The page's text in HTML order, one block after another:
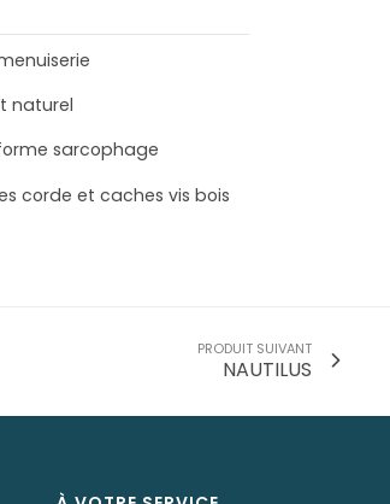
naturel
sarcophage
corde et caches vis bois
PRODUIT SUIVANT
NAUTILUS